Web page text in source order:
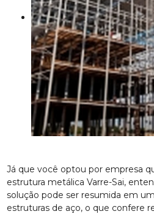
Já que você optou por empresa
estrutura metálica Varre-Sai,
solução pode ser resumida em
estruturas de aço, o que confere